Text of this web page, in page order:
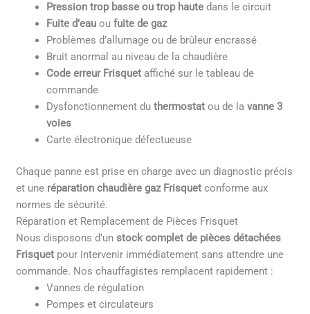
Pression trop basse ou trop haute dans le circuit
Fuite d’eau oufuite de gaz
Problèmes d’allumage ou de brûleur encrassé
Bruit anormal au niveau de la chaudière
Code erreur Frisquet affiché sur le tableau de
commande
Dysfonctionnement duthermostat ou de lavanne 3
voies
Carte électronique défectueuse
Chaque panne est prise en charge avec un diagnostic précis
et une réparation chaudière gaz Frisquet conforme aux
normes de sécurité.
Réparation et Remplacement de Pièces Frisquet
Nous disposons d’unstock complet de pièces détachées
Frisquet pour intervenir immédiatement sans attendre une
commande. Nos chauffagistes remplacent rapidement :
Vannes de régulation
Pompes et circulateurs